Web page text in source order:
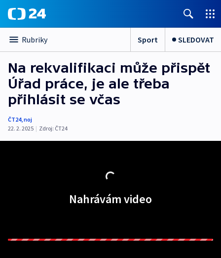
Rubriky Sport SLEDOVAT
Na rekvalifikaci může přispět
Úřad práce, je ale třeba
přihlásit se včas
ČT24,noj
22. 2. 2025 | Zdroj: ČT24
Nahrávám video